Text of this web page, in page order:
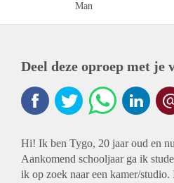
Man
Deel deze oproep met je
Hi! Ik ben Tygo, 20 jaar oud en
Aankomend schooljaar ga ik
ik op zoek naar een kamer/studio.